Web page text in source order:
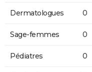
Dermatologues 0
Sage-femmes 0
Pédiatres 0